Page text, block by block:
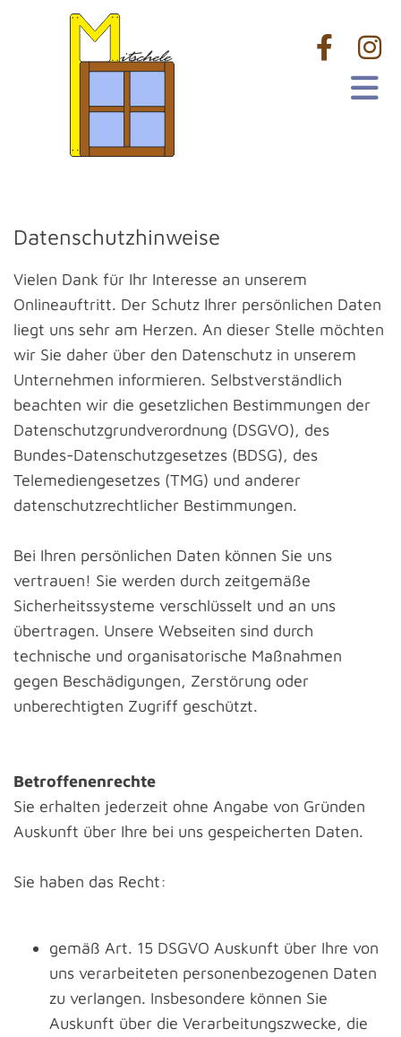
Datenschutzhinweise
Vielen Dank für Ihr Interesse an unserem
Onlineauftritt. Der Schutz Ihrer persönlichen Daten
liegt uns sehr am Herzen. An dieser Stelle möchten
wir Sie daher über den Datenschutz in unserem
Unternehmen informieren. Selbstverständlich
beachten wir die gesetzlichen Bestimmungen der
Datenschutzgrundverordnung (DSGVO), des
Bundes-Datenschutzgesetzes (BDSG), des
Telemediengesetzes (TMG) und anderer
datenschutzrechtlicher Bestimmungen.
Bei Ihren persönlichen Daten können Sie uns
vertrauen! Sie werden durch zeitgemäße
Sicherheitssysteme verschlüsselt und an uns
übertragen. Unsere Webseiten sind durch
technische und organisatorische Maßnahmen
gegen Beschädigungen, Zerstörung oder
unberechtigten Zugriff geschützt.
Betroffenenrechte
Sie erhalten jederzeit ohne Angabe von Gründen
Auskunft über Ihre bei uns gespeicherten Daten.
Sie haben das Recht:
gemäß Art. 15 DSGVO Auskunft über Ihre von
uns verarbeiteten personenbezogenen Daten
zu verlangen. Insbesondere können Sie
Auskunft über die Verarbeitungszwecke, die